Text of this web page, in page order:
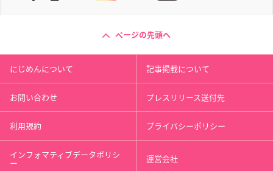
ページの先頭へ
にじめんについて 記事掲載について
お問い合わせ プレスリリース送付先
利用規約 プライバシーポリシー
インフォマティブデータポリシ
ー 運営会社